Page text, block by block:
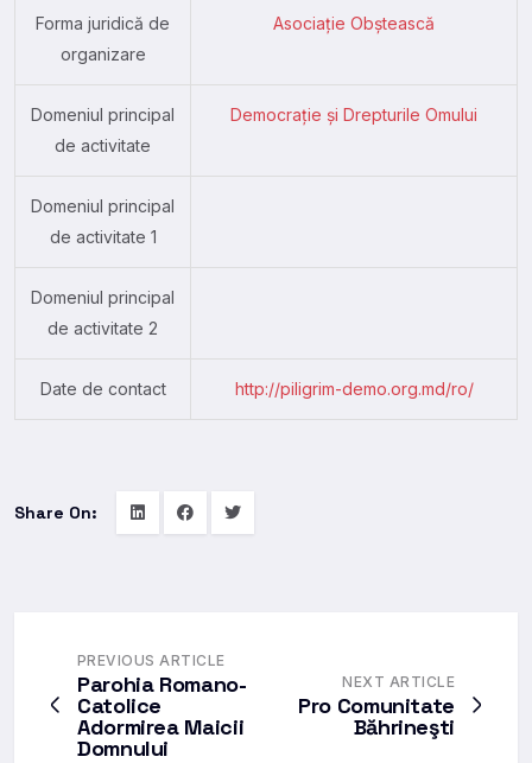
Forma juridică de
organizare
Asociație Obștească
Domeniul principal
de activitate
Democrație și Drepturile Omului
Domeniul principal
de activitate 1
Domeniul principal
de activitate 2
Date de contact http://piligrim-demo.org.md/ro/
Share On:
PREVIOUS ARTICLE
Parohia Romano-
Catolice
Adormirea Maicii
Domnului
NEXT ARTICLE
Pro Comunitate
Băhrineşti